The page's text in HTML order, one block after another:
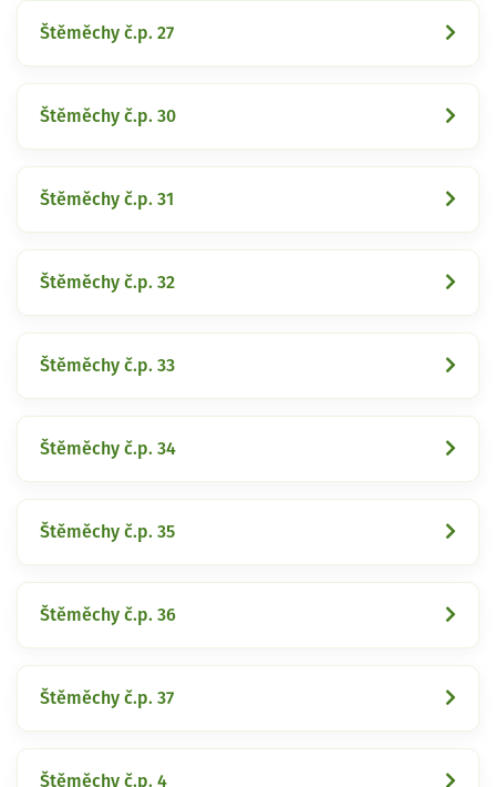
Štěměchy č.p. 27
Štěměchy č.p. 30
Štěměchy č.p. 31
Štěměchy č.p. 32
Štěměchy č.p. 33
Štěměchy č.p. 34
Štěměchy č.p. 35
Štěměchy č.p. 36
Štěměchy č.p. 37
Štěměchy č.p. 4